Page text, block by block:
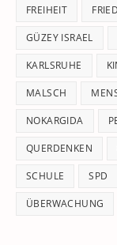
FREIHEIT
GÜZEY ISRAEL
KARLSRUHE
MALSCH
NOKARGIDA
QUERDENKEN
SCHULE SPD
ÜBERWACHUNG